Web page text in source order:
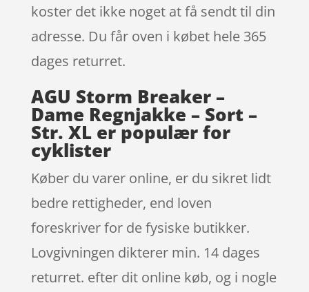
koster det ikke noget at få sendt til din
adresse. Du får oven i købet hele 365
dages returret.
AGU Storm Breaker –
Dame Regnjakke – Sort –
Str. XL er populær for
cyklister
Køber du varer online, er du sikret lidt
bedre rettigheder, end loven
foreskriver for de fysiske butikker.
Lovgivningen dikterer min. 14 dages
returret. efter dit online køb, og i nogle